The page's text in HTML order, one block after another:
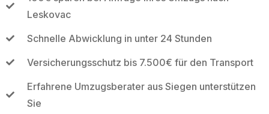
Leskovac
Schnelle Abwicklung in unter 24 Stunden
Versicherungsschutz bis 7.500€ für den Transport
Erfahrene Umzugsberater aus Siegen unterstützen
Sie